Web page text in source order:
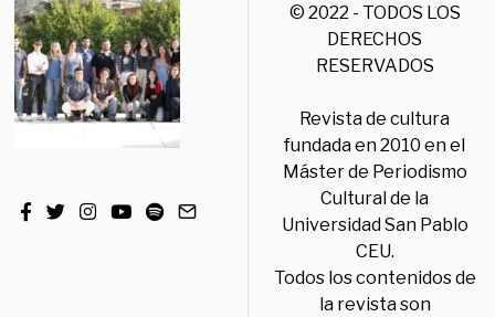
© 2022 - TODOS LOS
DERECHOS
RESERVADOS
Revista de cultura
fundada en 2010 en el
Máster de Periodismo
Cultural de la
Universidad San Pablo
CEU.
Todos los contenidos de
la revista son